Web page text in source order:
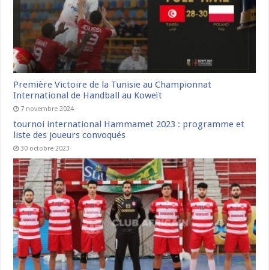
Première Victoire de la Tunisie au Championnat
International de Handball au Koweït
7 novembre 2024
tournoi international Hammamet 2023 : programme et
liste des joueurs convoqués
30 octobre 2023